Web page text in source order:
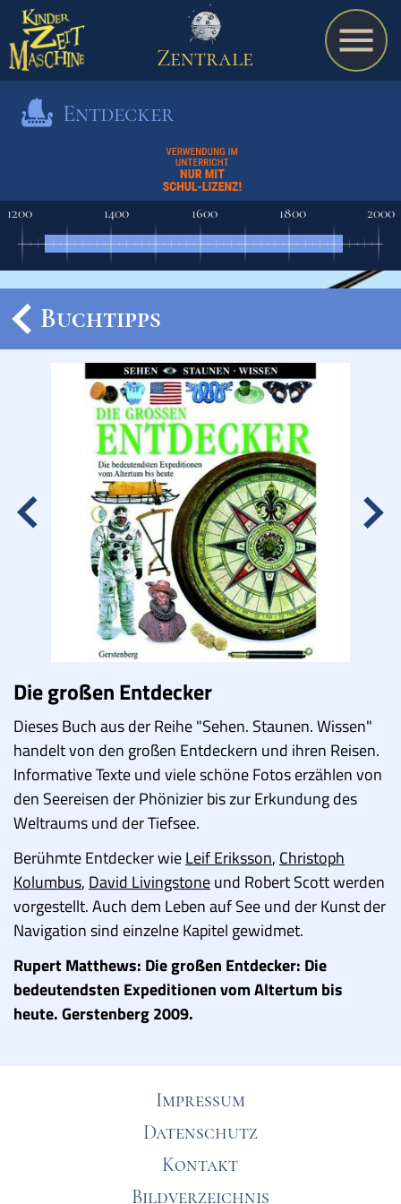
A bis Z
Termine
Schulmaterialien
Zentrale
Entdecker
1200 1400 1600 1800 2000
Ereignisse
Lucys Wissensbox
Karte
Quiz
Memospiel
Videos
Mach mit!
Buchtipps
Schulmaterialien
Museen
Buchtipps
Die großen Entdecker
Dieses Buch aus der Reihe "Sehen. Staunen. Wissen"
handelt von den großen Entdeckern und ihren Reisen.
Informative Texte und viele schöne Fotos erzählen von
den Seereisen der Phönizier bis zur Erkundung des
Weltraums und der Tiefsee.
Berühmte Entdecker wieLeif Eriksson, Christoph
Kolumbus, David Livingstoneund Robert Scott werden
vorgestellt. Auch dem Leben auf See und der Kunst der
Navigation sind einzelne Kapitel gewidmet.
Rupert Matthews: Die großen Entdecker: Die
bedeutendsten Expeditionen vom Altertum bis
heute. Gerstenberg 2009.
Impressum
Datenschutz
Kontakt
Bildverzeichnis